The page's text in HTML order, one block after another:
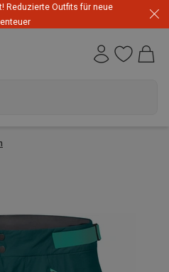
Reduzierte Outfits für neue